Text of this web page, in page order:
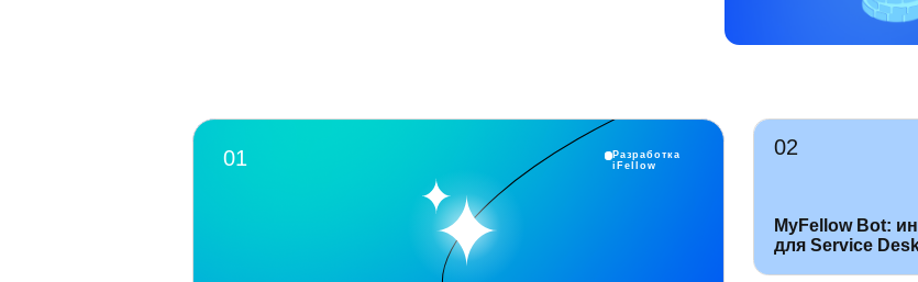
Разработка
iFellow
MyFellow Bot:
для Service